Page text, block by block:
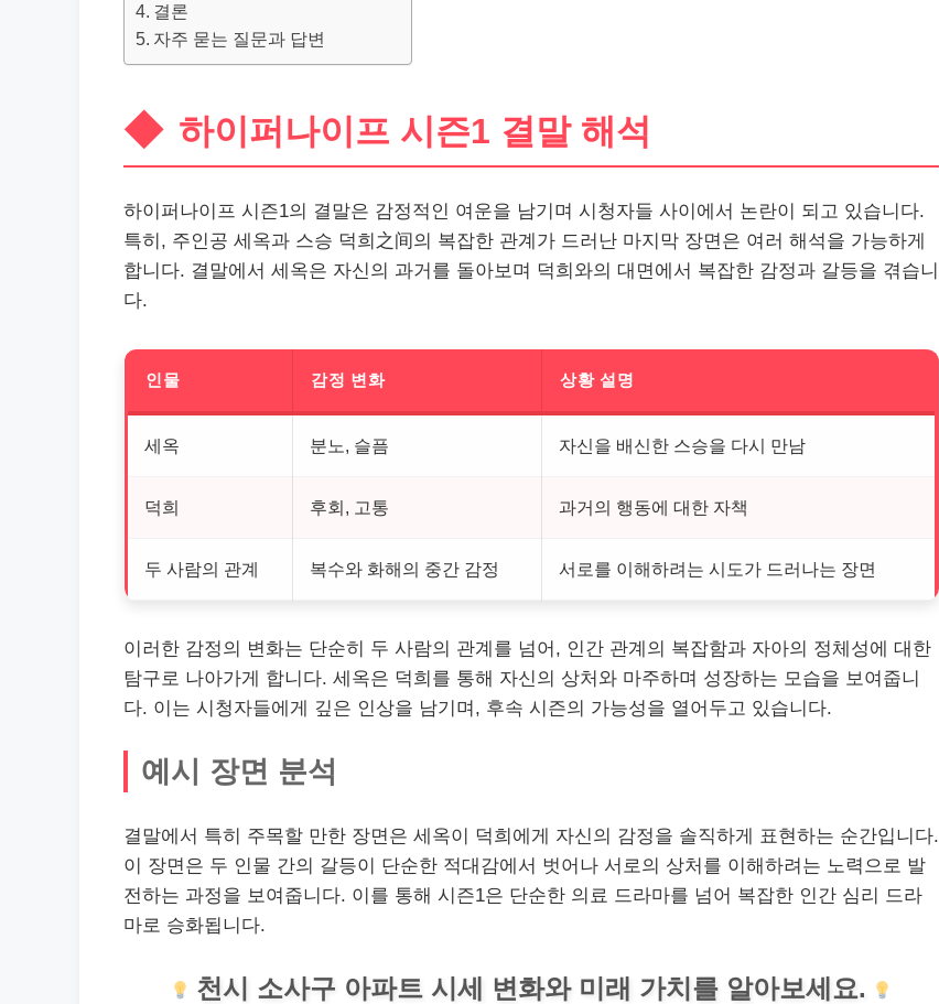
결론
자주 묻는 질문과 답변
하이퍼나이프 시즌1 결말 해석
하이퍼나이프 시즌1의 결말은 감정적인 여운을 남기며 시청자들 사이에서 논란이 되고 있습니다.
특히, 주인공 세옥과 스승 덕희之间의 복잡한 관계가 드러난 마지막 장면은 여러 해석을 가능하게
합니다. 결말에서 세옥은 자신의 과거를 돌아보며 덕희와의 대면에서 복잡한 감정과 갈등을 겪습니
다.
인물 감정 변화 상황 설명
세옥 분노, 슬픔 자신을 배신한 스승을 다시 만남
덕희 후회, 고통 과거의 행동에 대한 자책
두 사람의 관계 복수와 화해의 중간 감정 서로를 이해하려는 시도가 드러나는 장면
이러한 감정의 변화는 단순히 두 사람의 관계를 넘어, 인간 관계의 복잡함과 자아의 정체성에 대한
탐구로 나아가게 합니다. 세옥은 덕희를 통해 자신의 상처와 마주하며 성장하는 모습을 보여줍니
다. 이는 시청자들에게 깊은 인상을 남기며, 후속 시즌의 가능성을 열어두고 있습니다.
예시 장면 분석
결말에서 특히 주목할 만한 장면은 세옥이 덕희에게 자신의 감정을 솔직하게 표현하는 순간입니다.
이 장면은 두 인물 간의 갈등이 단순한 적대감에서 벗어나 서로의 상처를 이해하려는 노력으로 발
전하는 과정을 보여줍니다. 이를 통해 시즌1은 단순한 의료 드라마를 넘어 복잡한 인간 심리 드라
마로 승화됩니다.
천시 소사구 아파트 시세 변화와 미래 가치를 알아보세요.